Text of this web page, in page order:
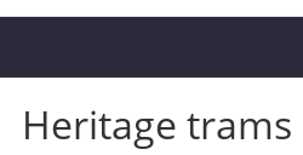
Heritage